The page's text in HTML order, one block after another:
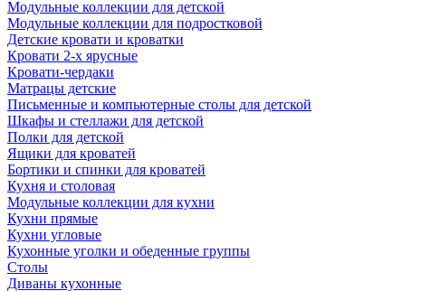
Модульные коллекции для детской
Модульные коллекции для подростковой
Детские кровати и кроватки
Кровати 2-х ярусные
Кровати-чердаки
Матрацы детские
Письменные и компьютерные столы для детской
Шкафы и стеллажи для детской
Полки для детской
Ящики для кроватей
Бортики и спинки для кроватей
Кухня и столовая
Модульные коллекции для кухни
Кухни прямые
Кухни угловые
Кухонные уголки и обеденные группы
Столы
Диваны кухонные